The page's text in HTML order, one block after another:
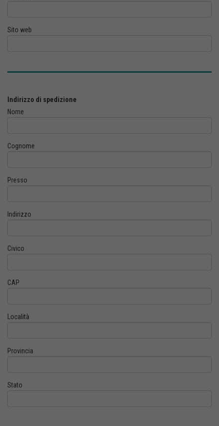
Sito web
Indirizzo di spedizione
Nome
Cognome
Presso
Indirizzo
Civico
CAP
Località
Provincia
Stato